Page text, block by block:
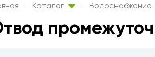
Каталог Водоснабжение